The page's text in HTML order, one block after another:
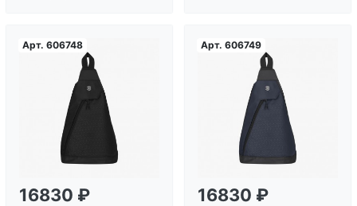
Арт. 606748
Загрузка...
16830 ₽
Арт. 606749
Загрузка...
16830 ₽